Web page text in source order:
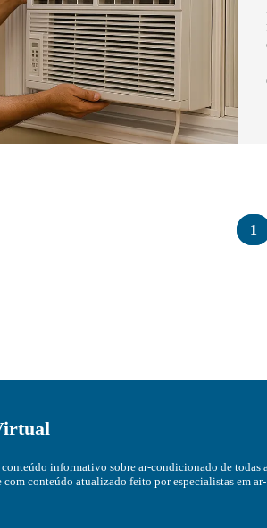
1
informativo sobre ar-condicionado de todas
com conteúdo atualizado feito por especialistas em ar-